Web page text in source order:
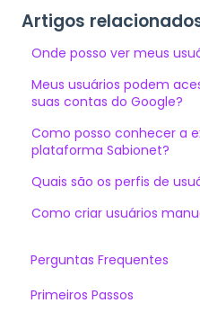
Artigos
Onde posso ver meus
Meus usuários podem
suas contas do Google?
Como posso conhecer a
plataforma Sabionet?
Quais são os perfis de
Como criar usuários
Perguntas Frequentes
Artigos mais vistos
Primeiros Passos